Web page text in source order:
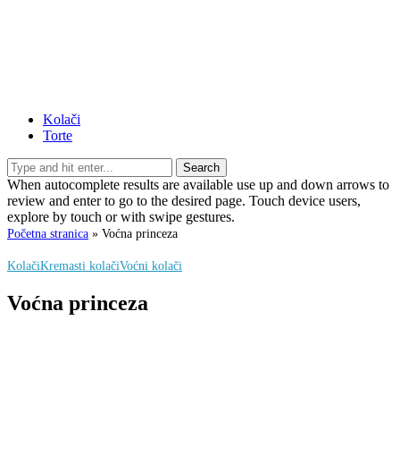
Kolači
Torte
Search
When autocomplete results are available use up and down arrows to
review and enter to go to the desired page. Touch device users,
explore by touch or with swipe gestures.
Početna stranica » Voćna princeza
KolačiKremasti kolačiVoćni kolači
Voćna princeza